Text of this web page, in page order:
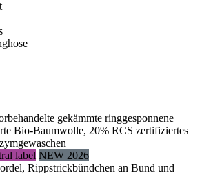
gekämmte ringgesponnene
Bio-Baumwolle, 20% RCS zertifiziertes
label NEW 2026
Rippstrickbündchen an Bund und